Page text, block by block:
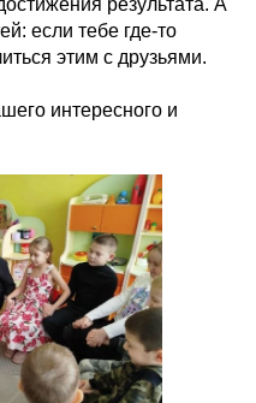
результата. А
если тебе где-то
этим с друзьями.
интересного и